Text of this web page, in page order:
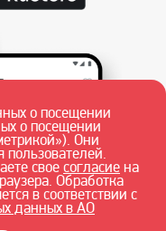
о посещении
о посещении
Они
пользователей.
свое согласие на
Обработка
в соответствии с
данных в АО